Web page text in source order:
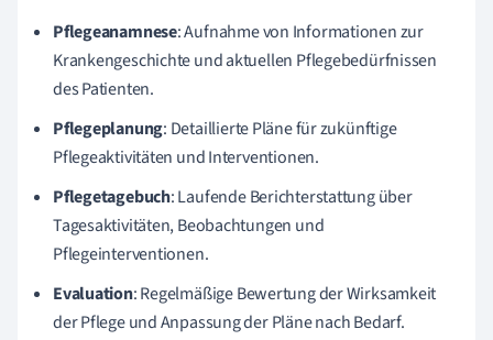
Pflegeanamnese: Aufnahme von Informationen zur
Krankengeschichte und aktuellen Pflegebedürfnissen
des Patienten.
Pflegeplanung: Detaillierte Pläne für zukünftige
Pflegeaktivitäten und Interventionen.
Pflegetagebuch: Laufende Berichterstattung über
Tagesaktivitäten, Beobachtungen und
Pflegeinterventionen.
Evaluation: Regelmäßige Bewertung der Wirksamkeit
der Pflege und Anpassung der Pläne nach Bedarf.